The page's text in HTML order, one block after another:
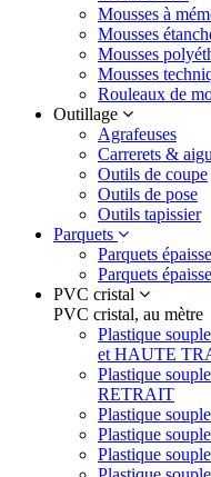
Mousses à
Mousses
Mousses
Mousses
Rouleaux de
Outillage
Agrafeuses
Carrerets &
Outils de coupe
Outils de pose
Outils tapissier
Parquets
Parquets
Parquets
PVC cristal
PVC cristal, au mètre
Plastique
et HAUTE
Plastique
RETRAIT
Plastique
Plastique
Plastique